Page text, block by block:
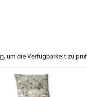
, um die Verfügbarkeit zu